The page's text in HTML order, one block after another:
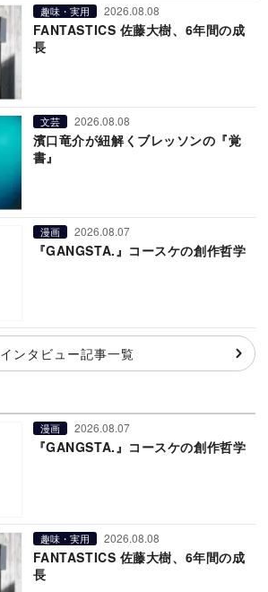
趣味・実用 2026.08.08
FANTASTICS 佐藤大樹、6年間の成
長
文芸 2026.08.08
濱口竜介が紐解くブレッソンの『覚
書』
漫画 2026.08.07
『GANGSTA.』コースケの創作哲学
インタビュー記事一覧
漫画 2026.08.07
『GANGSTA.』コースケの創作哲学
趣味・実用 2026.08.08
FANTASTICS 佐藤大樹、6年間の成
長